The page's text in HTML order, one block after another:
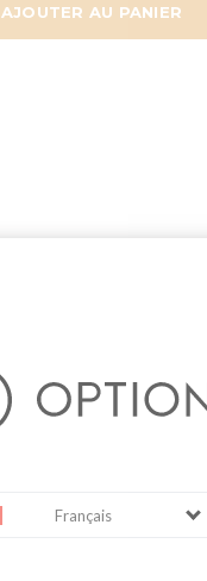
AJOUTER AU PANIER
Français